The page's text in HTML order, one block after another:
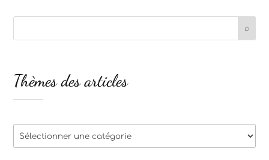
Thèmes des articles
Thèmes
des